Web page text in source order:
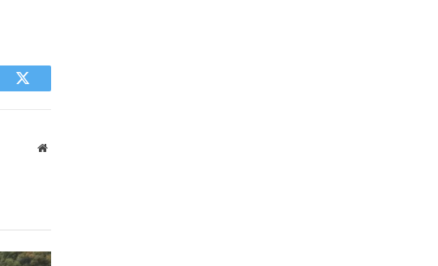
Twitter
Website